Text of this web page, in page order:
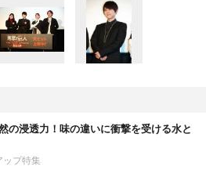
の浸透力！味の違いに衝撃を受ける水と
ップ特集